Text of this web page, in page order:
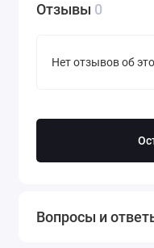
Отзывы 0
Нет отзывов об
Вопросы и